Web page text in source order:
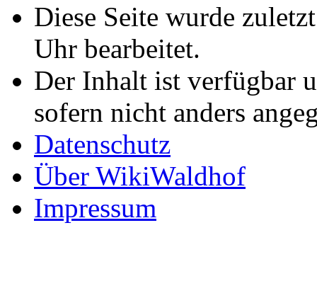
Diese Seite wurde
Uhr bearbeitet.
Der Inhalt ist verfügbar
sofern nicht anders
Datenschutz
Über WikiWaldhof
Impressum